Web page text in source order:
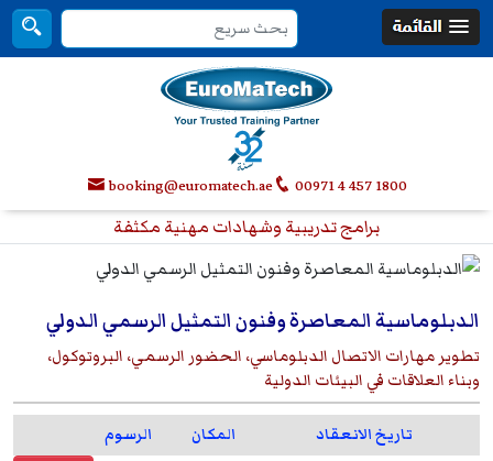
00971 4 457 1800
booking@euromatech.ae
برامج تدريبية وشهادات مهنية مكثفة
الدبلوماسية المعاصرة وفنون التمثيل الرسمي الدولي
تطوير مهارات الاتصال الدبلوماسي، الحضور الرسمي، البروتوكول،
وبناء العلاقات في البيئات الدولية
تاريخ الانعقاد المكان
الرسوم